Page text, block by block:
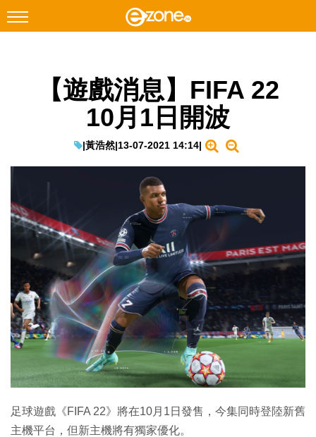
Facebook Instagram
遊戲動漫
EduTech
IT Times
生成式AI與雲端應用
Enterprise Digital Transformation
特集
【遊戲消息】FIFA 22
10月1日開波
|黃浩然|13-07-2021 14:14|
足球遊戲《FIFA 22》將在10月1日發售，今集同時登陸新舊
主機平台，但新主機將有獨家優化。